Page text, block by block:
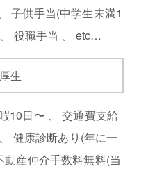
子供手当(中学生未満1
役職手当 、 etc…
生
10日〜 、 交通費支給
健康診断あり(年に一
産仲介手数料無料(当